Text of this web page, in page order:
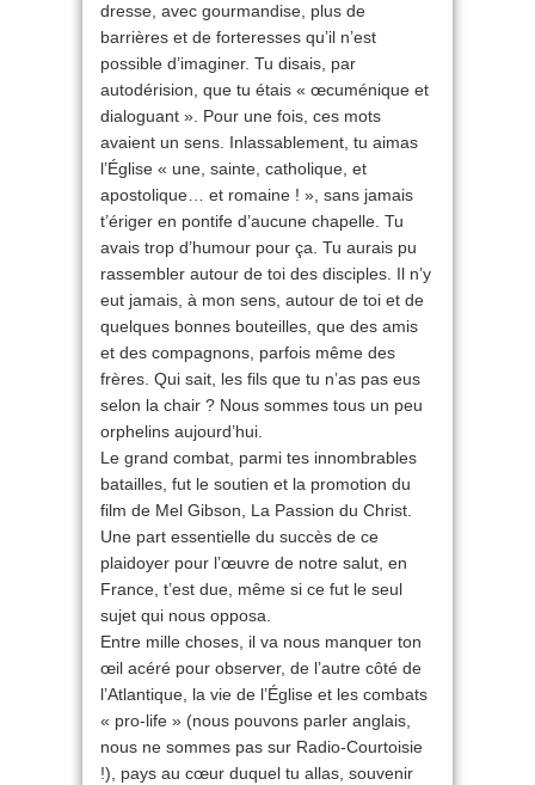
dresse, avec gourmandise, plus de
barrières et de forteresses qu’il n’est
possible d’imaginer. Tu disais, par
autodérision, que tu étais « œcuménique et
dialoguant ». Pour une fois, ces mots
avaient un sens. Inlassablement, tu aimas
l’Église « une, sainte, catholique, et
apostolique… et romaine ! », sans jamais
t’ériger en pontife d’aucune chapelle. Tu
avais trop d’humour pour ça. Tu aurais pu
rassembler autour de toi des disciples. Il n’y
eut jamais, à mon sens, autour de toi et de
quelques bonnes bouteilles, que des amis
et des compagnons, parfois même des
frères. Qui sait, les fils que tu n’as pas eus
selon la chair ? Nous sommes tous un peu
orphelins aujourd’hui.
Le grand combat, parmi tes innombrables
batailles, fut le soutien et la promotion du
film de Mel Gibson, La Passion du Christ.
Une part essentielle du succès de ce
plaidoyer pour l’œuvre de notre salut, en
France, t’est due, même si ce fut le seul
sujet qui nous opposa.
Entre mille choses, il va nous manquer ton
œil acéré pour observer, de l’autre côté de
l’Atlantique, la vie de l’Église et les combats
« pro-life » (nous pouvons parler anglais,
nous ne sommes pas sur Radio-Courtoisie
!), pays au cœur duquel tu allas, souvenir